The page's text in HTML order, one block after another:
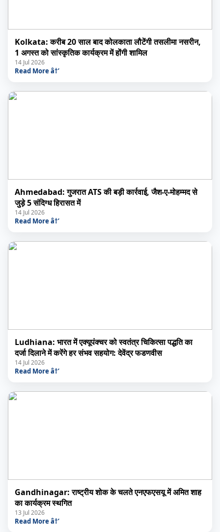
Kolkata: करीब 20 साल बाद कोलकाता लौटेंगी तसलीमा नसरीन,
1 अगस्त को सांस्कृतिक कार्यक्रम में होंगी शामिल
14 Jul 2026
Read More â†’
Ahmedabad: गुजरात ATS की बड़ी कार्रवाई, जैश-ए-मोहम्मद से
जुड़े 5 संदिग्ध हिरासत में
14 Jul 2026
Read More â†’
Ludhiana: भारत में एक्यूपंक्चर को स्वतंत्र चिकित्सा पद्धति का
दर्जा दिलाने में करेंगे हर संभव सहयोग: देवेंद्र फडणवीस
14 Jul 2026
Read More â†’
Gandhinagar: राष्ट्रीय शोक के चलते एनएफएसयू में अमित शाह
का कार्यक्रम स्थगित
13 Jul 2026
Read More â†’